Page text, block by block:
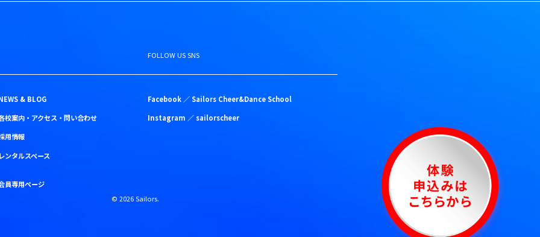
& BLOG
校案内・アクセス・問い合わせ
用情報
ンタルスペース
員専用ページ
FOLLOW US SNS
Facebook ／Sailors Cheer&Dance School
Instagram ／sailorscheer
© 2026Sailors.